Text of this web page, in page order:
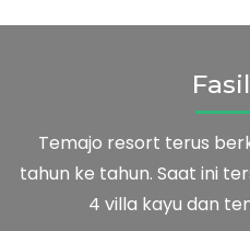
Temajo resort terus
tahun ke tahun. Saat ini
4 villa kayu dan